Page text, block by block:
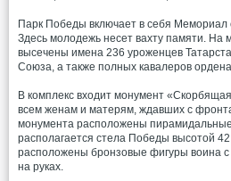
Парк Победы включает в себя Мемориал
Здесь молодежь несет вахту памяти. На
высечены имена 236 уроженцев
Союза, а также полных кавалеров
В комплекс входит монумент
всем женам и матерям, ждавших с
монумента расположены
располагается стела Победы высотой
расположены бронзовые фигуры воина
на руках.